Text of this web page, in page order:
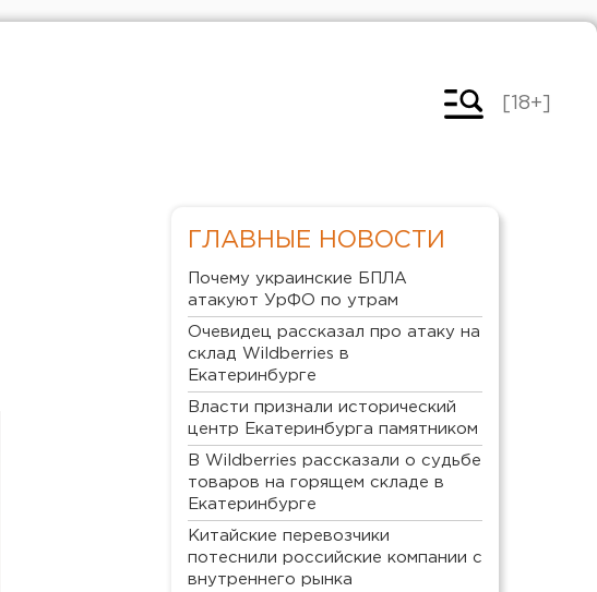
[18+]
ГЛАВНЫЕ НОВОСТИ
Почему украинские БПЛА
атакуют УрФО по утрам
Очевидец рассказал про атаку на
склад Wildberries в
Екатеринбурге
Власти признали исторический
центр Екатеринбурга памятником
В Wildberries рассказали о судьбе
товаров на горящем складе в
Екатеринбурге
Китайские перевозчики
потеснили российские компании с
внутреннего рынка